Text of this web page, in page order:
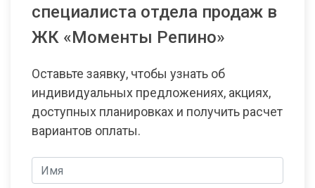
специалиста отдела продаж в
ЖК «Моменты Репино»
Оставьте заявку, чтобы узнать об
индивидуальных предложениях, акциях,
доступных планировках и получить расчет
вариантов оплаты.